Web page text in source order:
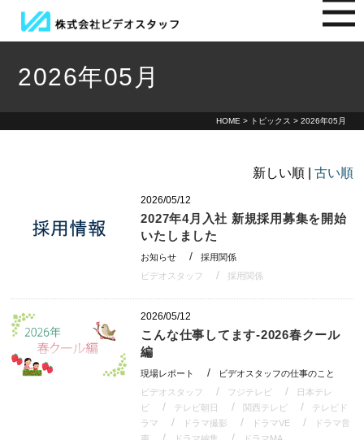
2026年05月
HOME > トピックス > 2026年05月
新しい順 | 古い順
2026/05/12
2027年4月入社 新規採用募集を開始
いたしました
お知らせ
採用関係
ビデオスタッフ
採用関係
2026/05/12
こんな仕事してます-2026春クール
編
現場レポート
ビデオスタッフの仕事のこと
ビデオスタッフ
フジテレビ
日本テレ
ビ
テレビ朝日 関西テレビ
テレビド
ラマ
ドラマ撮影 ドラマVE
ドラマ音